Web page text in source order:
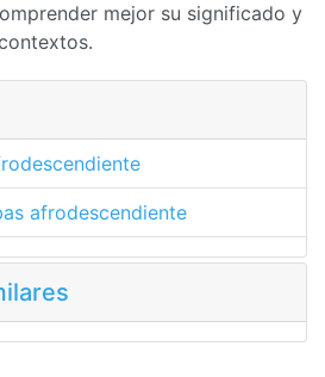
mejor su significado y
afrodescendiente